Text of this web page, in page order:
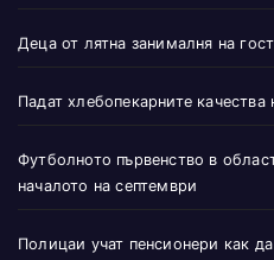
Деца от лятна занималня на
Падат хлебопекарните качества
Футболното първенство в
началото на септември
Полицаи учат пенсионери как